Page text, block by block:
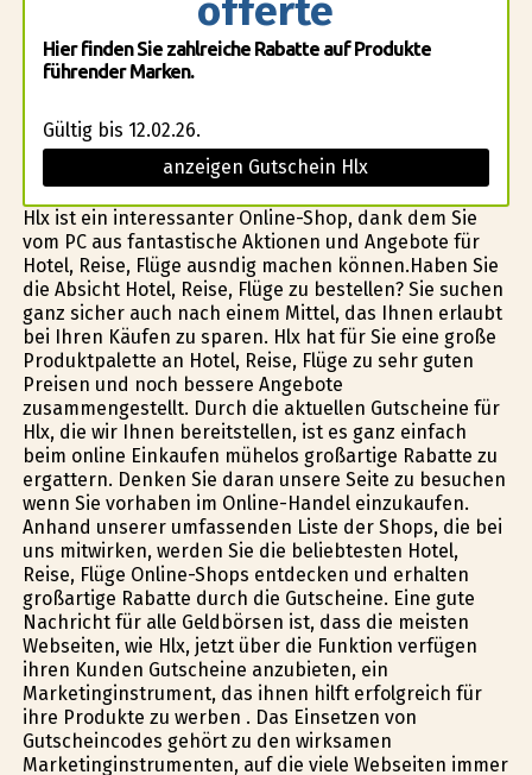
offerte
Hier finden Sie zahlreiche Rabatte auf Produkte
führender Marken.
Gültig bis 12.02.26.
anzeigen Gutschein Hlx
Hlx ist ein interessanter Online-Shop, dank dem Sie
vom PC aus fantastische Aktionen und Angebote für
Hotel, Reise, Flüge ausfindig machen können.Haben Sie
die Absicht Hotel, Reise, Flüge zu bestellen? Sie suchen
ganz sicher auch nach einem Mittel, das Ihnen erlaubt
bei Ihren Käufen zu sparen. Hlx hat für Sie eine große
Produktpalette an Hotel, Reise, Flüge zu sehr guten
Preisen und noch bessere Angebote
zusammengestellt. Durch die aktuellen Gutscheine für
Hlx, die wir Ihnen bereitstellen, ist es ganz einfach
beim online Einkaufen mühelos großartige Rabatte zu
ergattern. Denken Sie daran unsere Seite zu besuchen
wenn Sie vorhaben im Online-Handel einzukaufen.
Anhand unserer umfassenden Liste der Shops, die bei
uns mitwirken, werden Sie die beliebtesten Hotel,
Reise, Flüge Online-Shops entdecken und erhalten
großartige Rabatte durch die Gutscheine. Eine gute
Nachricht für alle Geldbörsen ist, dass die meisten
Webseiten, wie Hlx, jetzt über die Funktion verfügen
ihren Kunden Gutscheine anzubieten, ein
Marketinginstrument, das ihnen hilft erfolgreich für
ihre Produkte zu werben . Das Einsetzen von
Gutscheincodes gehört zu den wirksamen
Marketinginstrumenten, auf die viele Webseiten immer